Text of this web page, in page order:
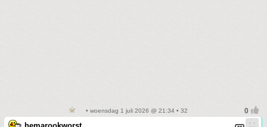
• woensdag 1 juli 2026 @ 21:34 • 32